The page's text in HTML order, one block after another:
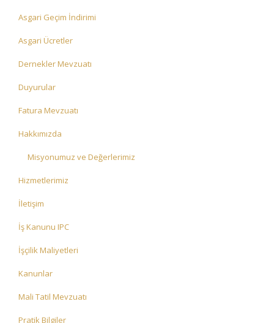
Asgari Geçim İndirimi
Asgari Ücretler
Dernekler Mevzuatı
Duyurular
Fatura Mevzuatı
Hakkımızda
Misyonumuz ve Değerlerimiz
Hizmetlerimiz
İletişim
İş Kanunu IPC
İşçilik Maliyetleri
Kanunlar
Mali Tatil Mevzuatı
Pratik Bilgiler